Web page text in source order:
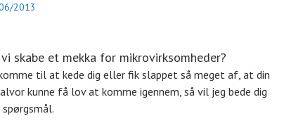
2013
skabe et mekka for mikrovirksomheder?
til at kede dig eller fik slappet så meget af, at din
kunne få lov at komme igennem, så vil jeg bede dig